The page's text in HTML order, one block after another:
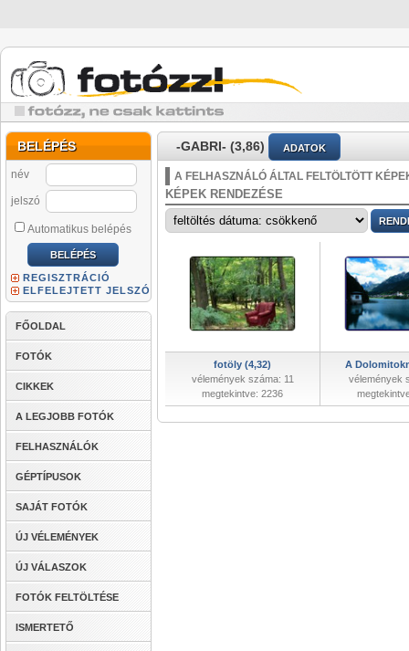
BELÉPÉS
név
jelszó
Automatikus belépés
REGISZTRÁCIÓ
ELFELEJTETT JELSZÓ
FŐOLDAL
FOTÓK
CIKKEK
A LEGJOBB FOTÓK
FELHASZNÁLÓK
GÉPTÍPUSOK
SAJÁT FOTÓK
ÚJ VÉLEMÉNYEK
ÚJ VÁLASZOK
FOTÓK FELTÖLTÉSE
ISMERTETŐ
-GABRI- (3,86) ADATOK
A FELHASZNÁLÓ ÁLTAL FELTÖLTÖTT
KÉPEK RENDEZÉSE
fotöly (4,32)
vélemények száma: 11
megtekintve: 2236
A
vélemények